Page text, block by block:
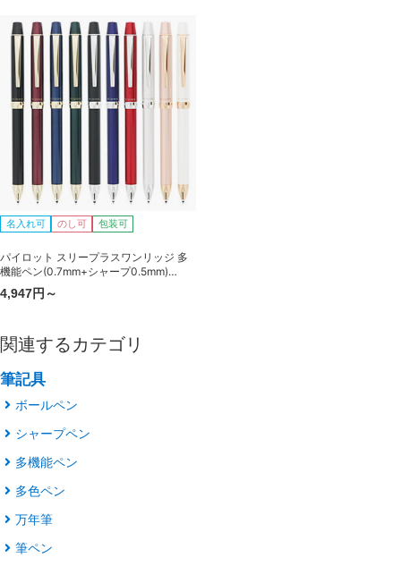
名入れ可 のし可 包装可
パイロット スリープラスワンリッジ 多
機能ペン(0.7mm+シャープ0.5mm)
BTHRT5SR
4,947円～
関連するカテゴリ
筆記具
ボールペン
シャープペン
多機能ペン
多色ペン
万年筆
筆ペン